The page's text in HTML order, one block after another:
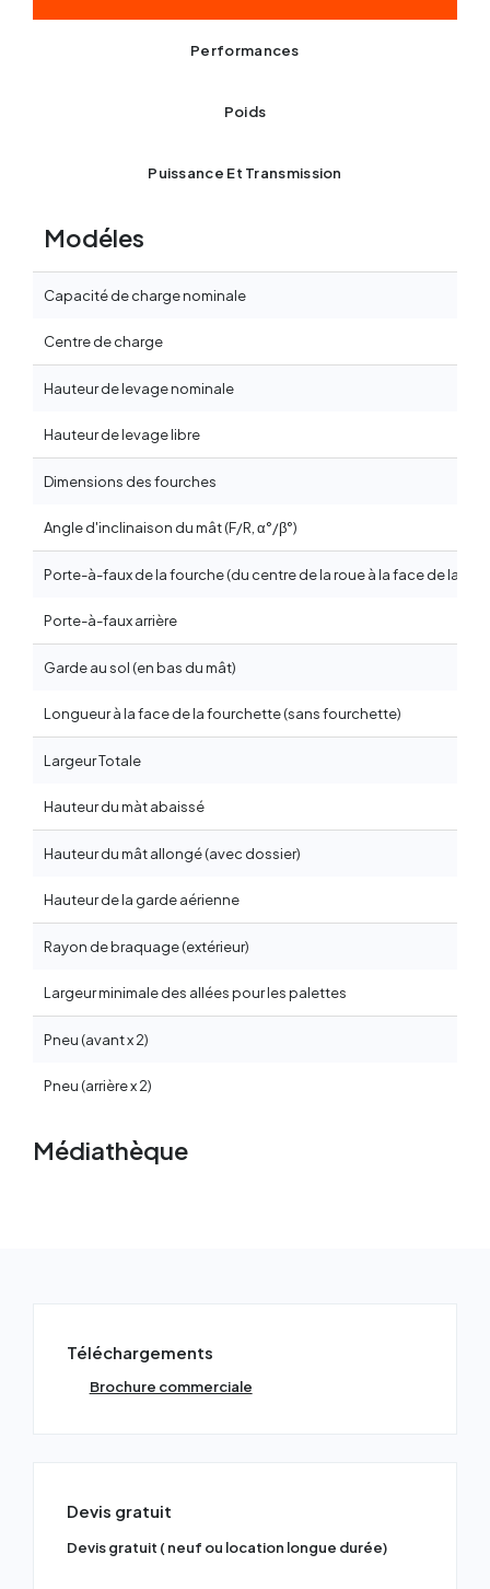
Performances
Poids
Puissance Et Transmission
Modéles
Capacité de charge nominale
Centre de charge
Hauteur de levage nominale
Hauteur de levage libre
Dimensions des fourches
Angle d'inclinaison du mât (F/R, α°/β°)
Porte-à-faux de la fourche (du centre de la roue à la face de la
Porte-à-faux arrière
Garde au sol (en bas du mât)
Longueur à la face de la fourchette (sans fourchette)
Largeur Totale
Hauteur du màt abaissé
Hauteur du mât allongé (avec dossier)
Hauteur de la garde aérienne
Rayon de braquage (extérieur)
Largeur minimale des allées pour les palettes
Pneu (avant x 2)
Pneu (arrière x 2)
Médiathèque
Téléchargements
Brochure commerciale
Devis gratuit
Devis gratuit ( neuf ou location longue durée)